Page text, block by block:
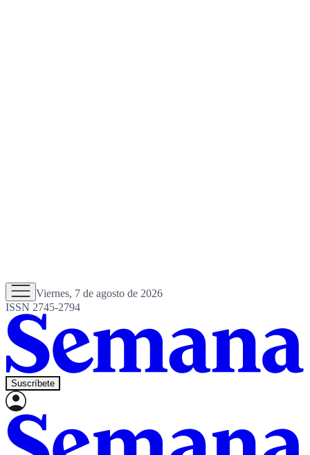
Viernes, 7 de agosto de 2026
ISSN 2745-2794
Suscríbete